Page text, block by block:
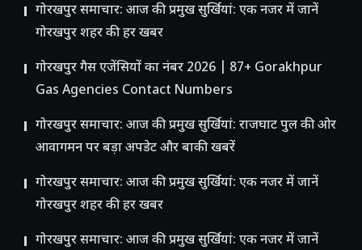
गोरखपुर समाचार: आज की प्रमुख सुर्खियां: एक नजर में जानें
गोरखपुर शहर की हर खबर
गोरखपुर गैस एजेंसियों का नंबर 2026 | 87+ Gorakhpur
Gas Agencies Contact Numbers
गोरखपुर समाचार: आज की प्रमुख सुर्खियां: राजघाट पुल की ओर
आवागमन पर बड़ा अपडेट और बाकी खबरें
गोरखपुर समाचार: आज की प्रमुख सुर्खियां: एक नजर में जानें
गोरखपुर शहर की हर खबर
गोरखपुर समाचार: आज की प्रमुख सुर्खियां: एक नजर में जानें